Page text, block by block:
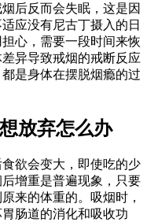
后反而会失眠，这是因
应没有尼古丁摄入的日
心，需要一段时间来恢
异导致戒烟的戒断反应
是身体在摆脱烟瘾的过
放弃怎么办
欲会变大，即使吃的少
增重是普遍现象，只要
来的体重的。吸烟时，
肠道的消化和吸收功